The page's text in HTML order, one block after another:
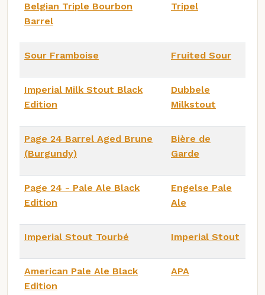
Belgian Triple Bourbon
Barrel
Tripel
Sour Framboise Fruited Sour
Imperial Milk Stout Black
Edition
Dubbele
Milkstout
Page 24 Barrel Aged Brune
(Burgundy)
Bière de
Garde
Page 24 - Pale Ale Black
Edition
Engelse Pale
Ale
Imperial Stout Tourbé Imperial Stout
American Pale Ale Black
Edition
APA